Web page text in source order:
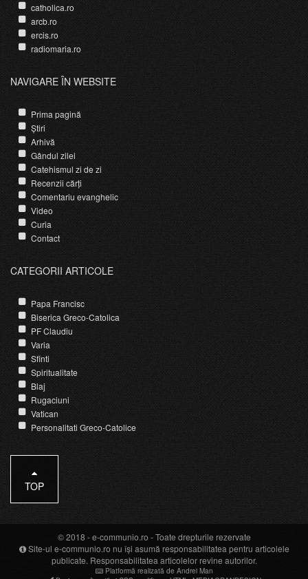
catholica.ro
arcb.ro
ercis.ro
radiomaria.ro
NAVIGARE ÎN WEBSITE
Prima pagină
Știri
Arhivă
Gândul zilei
Catehismul zi de zi
Recenzii cărți
Comentariu evanghelic
Video
Curia
Contact
CATEGORII ARTICOLE
Papa Francisc
Biserica Greco-Catolica
PF Claudiu
Varia
Sfinti
Spiritualitate
Blaj
Rugaciuni
Vatican
Personalitati Greco-Catolice
TOP
© 2018 -e-communio.ro - Toate drepturile rezervate
Site-ul e-communio.ro nu își asumă responsabilitatea pentru articolele
publicate. Responsabilitatea articolelor revine autorilor.
Platformă realizată de Andrei Man